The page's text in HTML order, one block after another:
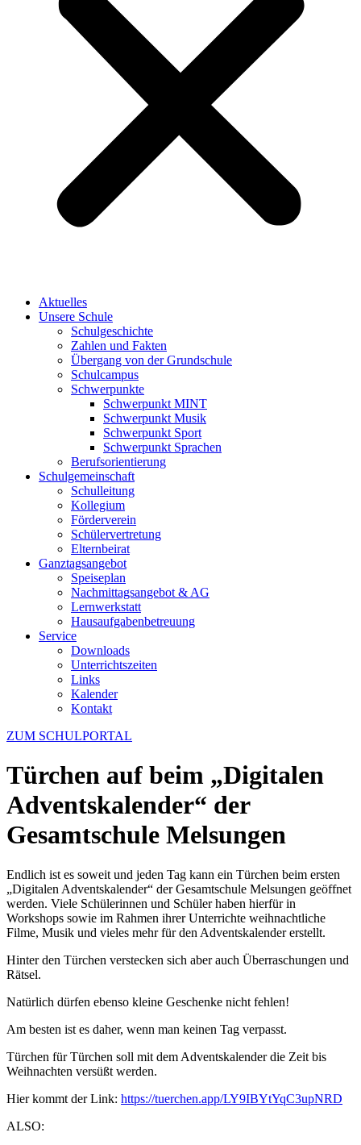
Aktuelles
Unsere Schule
Schulgeschichte
Zahlen und Fakten
Übergang von der Grundschule
Schulcampus
Schwerpunkte
Schwerpunkt MINT
Schwerpunkt Musik
Schwerpunkt Sport
Schwerpunkt Sprachen
Berufsorientierung
Schulgemeinschaft
Schulleitung
Kollegium
Förderverein
Schülervertretung
Elternbeirat
Ganztagsangebot
Speiseplan
Nachmittagsangebot & AG
Lernwerkstatt
Hausaufgabenbetreuung
Service
Downloads
Unterrichtszeiten
Links
Kalender
Kontakt
ZUM SCHULPORTAL
Türchen auf beim „Digitalen
Adventskalender“ der
Gesamtschule Melsungen
Endlich ist es soweit und jeden Tag kann ein Türchen beim ersten
„Digitalen Adventskalender“ der Gesamtschule Melsungen geöffnet
werden. Viele Schülerinnen und Schüler haben hierfür in
Workshops sowie im Rahmen ihrer Unterrichte weihnachtliche
Filme, Musik und vieles mehr für den Adventskalender erstellt.
Hinter den Türchen verstecken sich aber auch Überraschungen und
Rätsel.
Natürlich dürfen ebenso kleine Geschenke nicht fehlen!
Am besten ist es daher, wenn man keinen Tag verpasst.
Türchen für Türchen soll mit dem Adventskalender die Zeit bis
Weihnachten versüßt werden.
Hier kommt der Link: https://tuerchen.app/LY9IBYtYqC3upNRD
ALSO: